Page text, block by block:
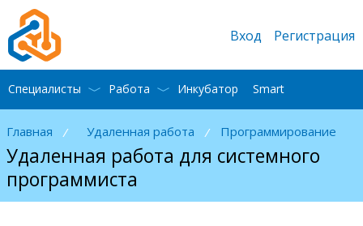
Главная / Удаленная работа / Программирование
Удаленная работа для системного
программиста
Вход Регистрация
Специалисты Работа Инкубатор Smart